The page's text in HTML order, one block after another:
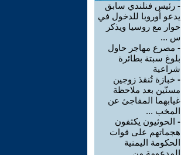
- رئيس فنلندي سابق
يدعو أوروبا للدخول في
حوار مع روسيا ويذكر
س ...
- مصرع مهاجر حاول
بلوغ سبتة بطائرة
شراعية
- خبازة تُنقذ زوجين
مسنّين بعد ملاحظة
غيابهما المفاجئ عن
المخب ...
- الحوثيون يكثفون
هجماتهم على قوات
الحكومة اليمنية
المدعومة من ...